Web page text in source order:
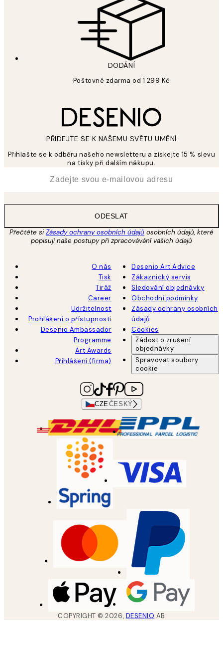
DODÁNÍ
Poštovné zdarma od 1 299 Kč
PŘIDEJTE SE K NAŠEMU SVĚTU UMĚNÍ
Přihlašte se k odběru našeho newsletteru a získejte 15 % slevu
na tisky při dalším nákupu.
ODESLAT
Přečtěte siZásady ochrany osobních údajů osobních údajů, které
popisují naše postupy při zpracovávání vašich údajů
O nás
Tisk
Tiráž
Career
Udržitelnost
Prohlášení o přístupnosti
Desenio Ambassador
Programme
Art Awards
Přihlášení (firma)
Desenio Art Advice
Zákaznický servis
Sledování objednávky
Obchodní podmínky
Zásady ochrany osobních
údajů
Cookies
Žádost o zrušení
objednávky
Spravovat soubory
cookie
CZEČESKÝ
COPYRIGHT ©2026, DESENIO AB